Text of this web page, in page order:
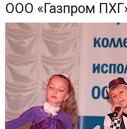
ООО «Газпром